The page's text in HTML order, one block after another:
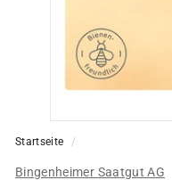
Startseite /
Bingenheimer Saatgut AG